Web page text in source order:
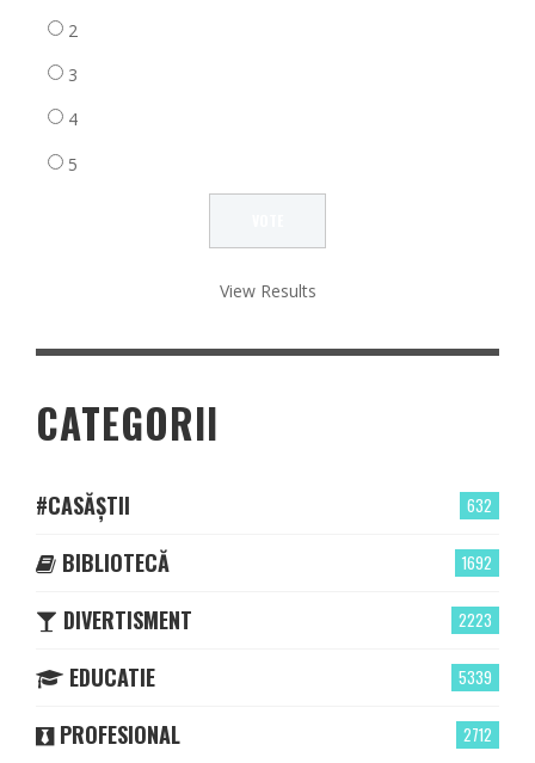
2
3
4
5
View Results
CATEGORII
632
#CASĂȘTII
1692
BIBLIOTECĂ
2223
DIVERTISMENT
5339
EDUCATIE
2712
PROFESIONAL